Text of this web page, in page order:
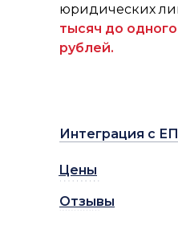
юридических
тысяч до
рублей.
Цены
Отзывы
Интеграция с